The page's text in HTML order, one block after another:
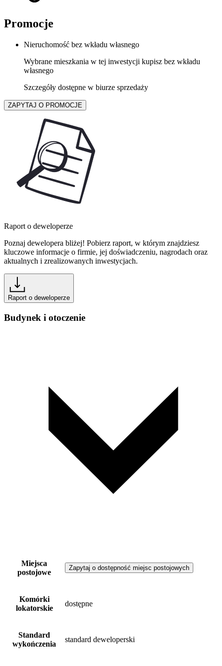
Promocje
Nieruchomość bez wkładu własnego
Wybrane mieszkania w tej inwestycji kupisz bez wkładu
własnego
Szczegóły dostępne w biurze sprzedaży
ZAPYTAJ O PROMOCJE
Raport o deweloperze
Poznaj dewelopera bliżej! Pobierz raport, w którym znajdziesz
kluczowe informacje o firmie, jej doświadczeniu, nagrodach oraz
aktualnych i zrealizowanych inwestycjach.
Raport o deweloperze
Budynek i otoczenie
Miejsca
postojowe
Zapytaj o dostępność miejsc postojowych
Komórki
lokatorskie
dostępne
Standard
wykończenia
standard deweloperski